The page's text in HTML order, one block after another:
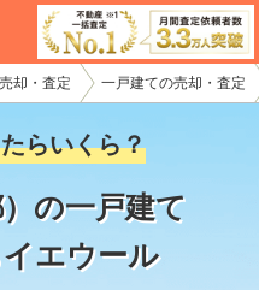
却・査定 一戸建ての売却・査定
らいくら？
の一戸建て
エウール
様